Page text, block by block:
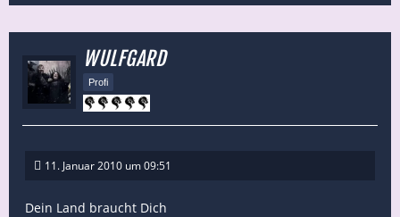
WULFGARD
Profi
11. Januar 2010 um 09:51
Dein Land braucht Dich